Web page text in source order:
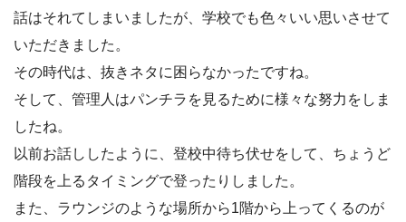
話はそれてしまいましたが、学校でも色々いい思いさせて
いただきました。
その時代は、抜きネタに困らなかったですね。
そして、管理人はパンチラを見るために様々な努力をしま
したね。
以前お話ししたように、登校中待ち伏せをして、ちょうど
階段を上るタイミングで登ったりしました。
また、ラウンジのような場所から1階から上ってくるのが